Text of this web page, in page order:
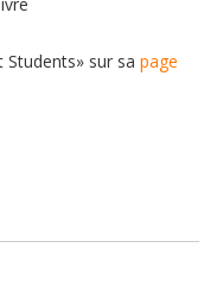
Students» sur sa page